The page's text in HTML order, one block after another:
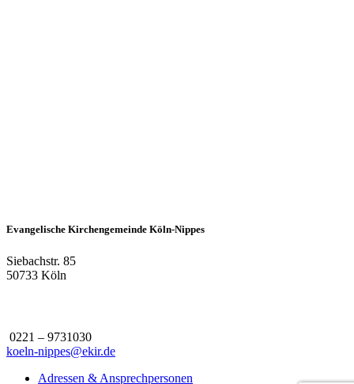
Evangelische Kirchengemeinde Köln-Nippes
Siebachstr. 85
50733 Köln
0221 – 9731030
koeln-nippes@ekir.de
Adressen & Ansprechpersonen